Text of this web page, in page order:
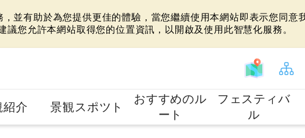
並有助於為您提供更佳的體驗，當您繼續使用本網站即表示您同意
您允許本網站取得您的位置資訊，以開啟及使用此智慧化服務。
紹介 景観スポツト
おすすめのル
ート
フェスティバ
ル